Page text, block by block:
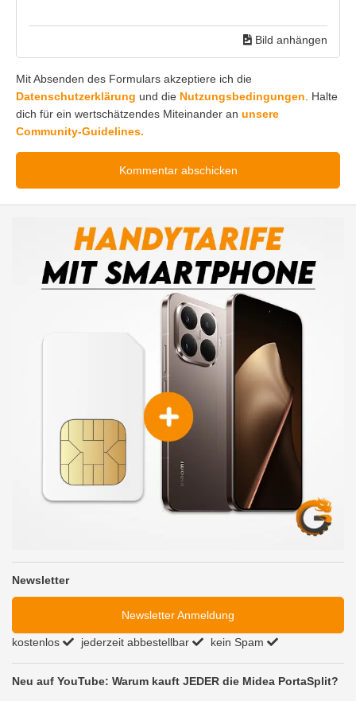
Bild anhängen
Mit Absenden des Formulars akzeptiere ich die
Datenschutzerklärung und die Nutzungsbedingungen . Halte
dich für ein wertschätzendes Miteinander an unsere
Community-Guidelines.
Newsletter
Newsletter Anmeldung
kostenlos jederzeit abbestellbar kein Spam
Neu auf YouTube: Warum kauft JEDER die Midea PortaSplit?